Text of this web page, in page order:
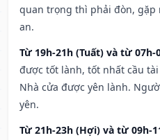
quan trọng thì phải đòn, gặp
an.
Từ 19h-21h (Tuất) và từ 07h-
được tốt lành, tốt nhất cầu
Nhà cửa được yên lành.
yên.
Từ 21h-23h (Hợi) và từ 09h-